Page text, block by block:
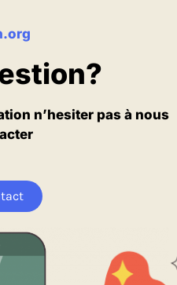
n’hesiter pas à nous